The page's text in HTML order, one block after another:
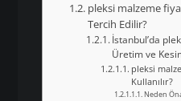
pleksi malzeme
Tercih Edilir?
İstanbul’da
Üretim ve
pleksi
Kullanılır?
Neden